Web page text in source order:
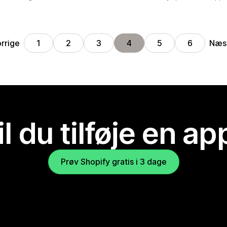
1 2 3 4 5 6
du tilføje en
Prøv Shopify gratis i 3 dage